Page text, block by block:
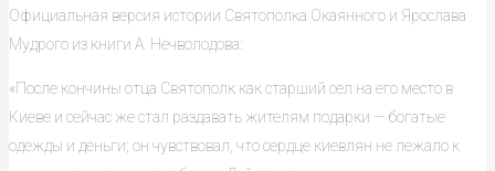
Официальная версия истории Святополка Окаянного и Ярослава
Мудрого из книги А. Нечволодова:
«После кончины отца Святополк как старший сел на его место в
Киеве и сейчас же стал раздавать жителям подарки — богатые
одежды и деньги; он чувствовал, что сердце киевлян не лежало к